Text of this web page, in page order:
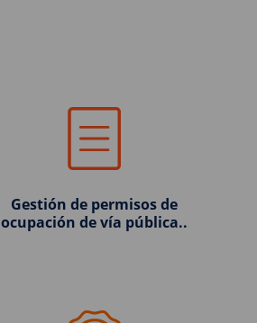
Gestión de permisos de
ocupación de vía pública..